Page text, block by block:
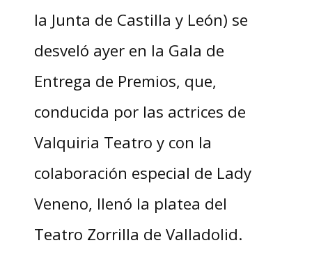
la Junta de Castilla y León) se
desveló ayer en la Gala de
Entrega de Premios, que,
conducida por las actrices de
Valquiria Teatro y con la
colaboración especial de Lady
Veneno, llenó la platea del
Teatro Zorrilla de Valladolid.